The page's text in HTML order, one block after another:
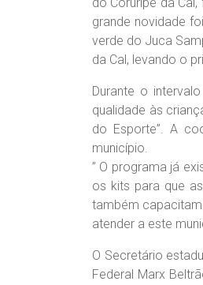
grande novidade
verde do Juca
da Cal, levando o
Durante o
qualidade às
do Esporte”. A
município.
” O programa já
os kits para que
também
atender a este
O Secretário
Federal Marx